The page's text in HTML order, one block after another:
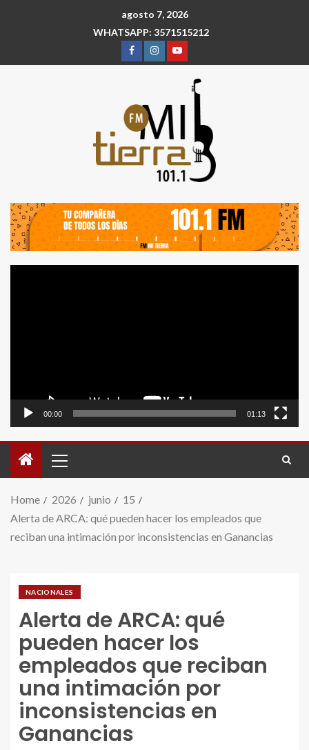
agosto 7, 2026
WHATSAPP: 3571515212
00:00 01:13
Home 2026 junio
15
Alerta de ARCA: qué pueden hacer los empleados que
reciban una intimación por inconsistencias en Ganancias
NACIONALES
Alerta de ARCA: qué
pueden hacer los
empleados que reciban
una intimación por
inconsistencias en
Ganancias